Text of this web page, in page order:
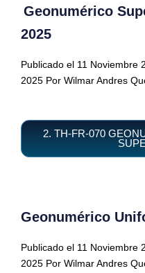
Geonumérico
2025
Publicado el 11 Noviembre
2025 Por Wilmar Andres
2. TH-FR-070
Geonumérico
Publicado el 11 Noviembre
2025 Por Wilmar Andres